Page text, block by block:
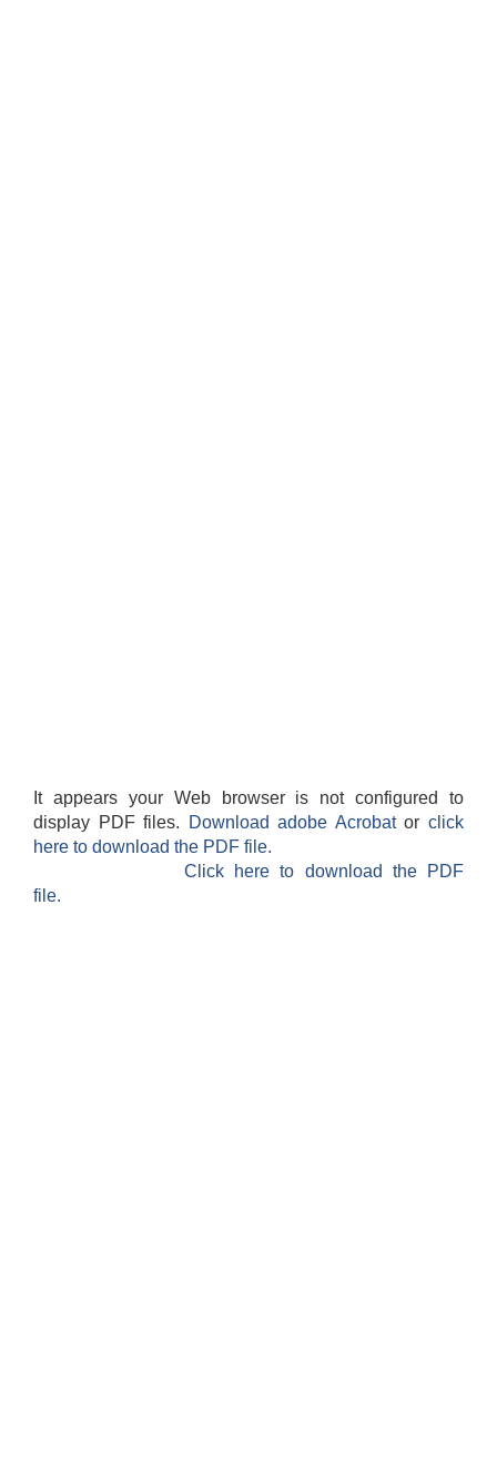
It appears your Web browser is not configured to
display PDF files.
Download adobe Acrobatorclick
here to download the PDF file.
Click here to download the PDF
file.